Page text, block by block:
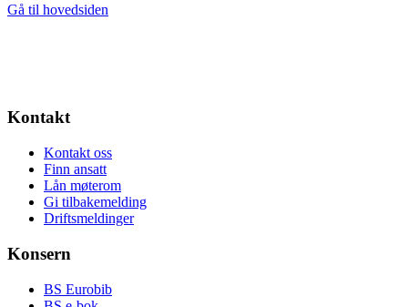
Gå til hovedsiden
Kontakt
Kontakt oss
Finn ansatt
Lån møterom
Gi tilbakemelding
Driftsmeldinger
Konsern
BS Eurobib